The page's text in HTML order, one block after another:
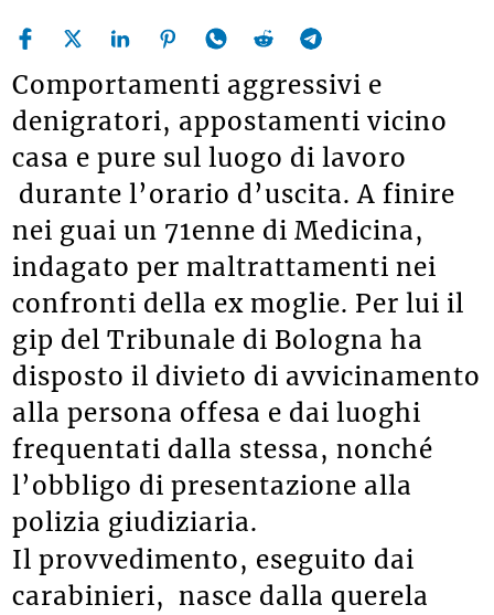
Comportamenti aggressivi e
denigratori, appostamenti vicino
casa e pure sul luogo di lavoro
durante l’orario d’uscita. A finire
nei guai un 71enne di Medicina,
indagato per maltrattamenti nei
confronti della ex moglie. Per lui il
gip del Tribunale di Bologna ha
disposto il divieto di avvicinamento
alla persona offesa e dai luoghi
frequentati dalla stessa, nonché
l’obbligo di presentazione alla
polizia giudiziaria.
Il provvedimento, eseguito dai
carabinieri, nasce dalla querela